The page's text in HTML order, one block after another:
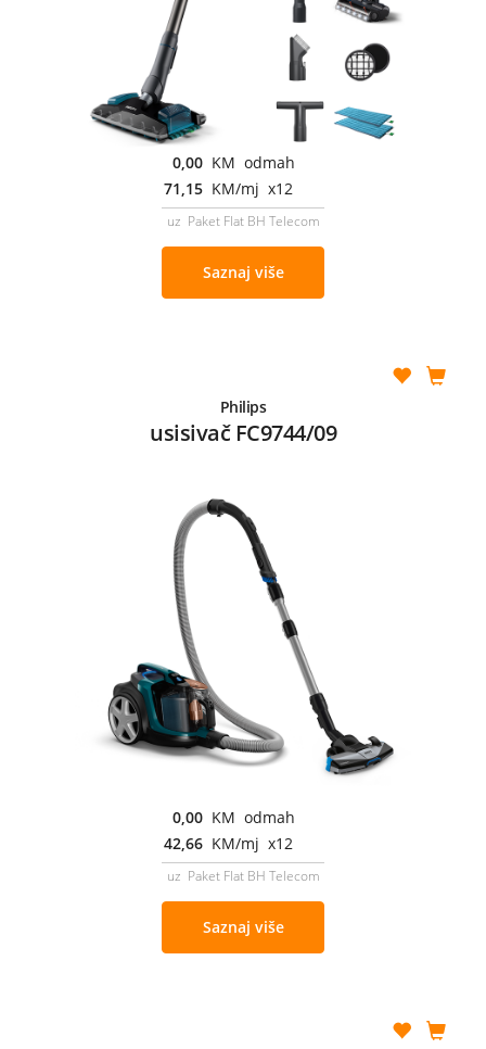
0,00 KM odmah
71,15 KM/mj x12
uz Paket Flat BH Telecom
Saznaj više
Philips
usisivač FC9744/09
0,00 KM odmah
42,66 KM/mj x12
uz Paket Flat BH Telecom
Saznaj više